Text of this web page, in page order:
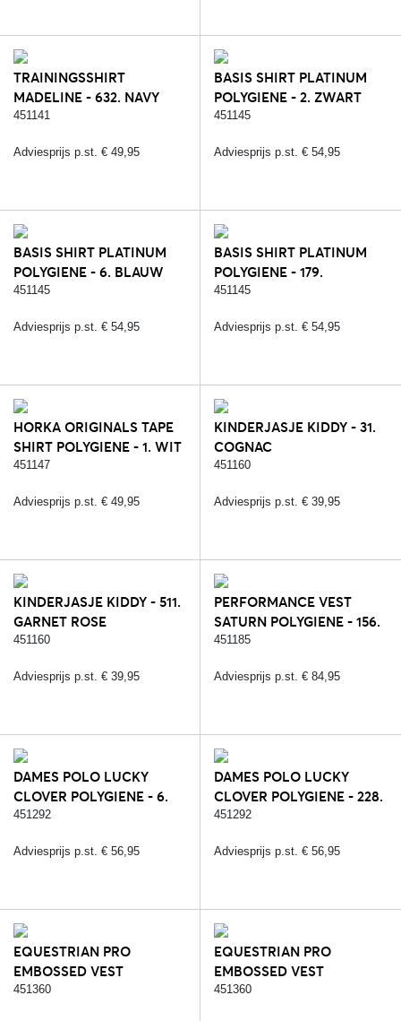
TRAININGSSHIRT
MADELINE - 632. NAVY
BLUE
451141
Adviesprijs p.st. € 49,95
BASIS SHIRT PLATINUM
POLYGIENE - 2. ZWART
(POLYGIENE)
451145
Adviesprijs p.st. € 54,95
BASIS SHIRT PLATINUM
POLYGIENE - 6. BLAUW
(POLYGIENE)
451145
Adviesprijs p.st. € 54,95
BASIS SHIRT PLATINUM
POLYGIENE - 179.
BABYBLUE (POLYGIENE)
451145
Adviesprijs p.st. € 54,95
HORKA ORIGINALS TAPE
SHIRT POLYGIENE - 1. WIT
(POLYGIENE)
451147
Adviesprijs p.st. € 49,95
KINDERJASJE KIDDY - 31.
COGNAC
451160
Adviesprijs p.st. € 39,95
KINDERJASJE KIDDY - 511.
GARNET ROSE
451160
Adviesprijs p.st. € 39,95
PERFORMANCE VEST
SATURN POLYGIENE - 156.
GRANITE (POLYGIENE)
451185
Adviesprijs p.st. € 84,95
DAMES POLO LUCKY
CLOVER POLYGIENE - 6.
BLAUW (POLYGIENE)
451292
Adviesprijs p.st. € 56,95
DAMES POLO LUCKY
CLOVER POLYGIENE - 228.
AQUA (POLYGIENE)
451292
Adviesprijs p.st. € 56,95
EQUESTRIAN PRO
EMBOSSED VEST
POLYGIENE - 6. BLAUW
451360
EQUESTRIAN PRO
EMBOSSED VEST
POLYGIENE - 107.
451360